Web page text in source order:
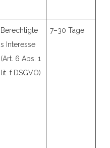
Berechtigte
s Interesse
(Art. 6 Abs. 1
lit. f DSGVO)
7–30 Tage